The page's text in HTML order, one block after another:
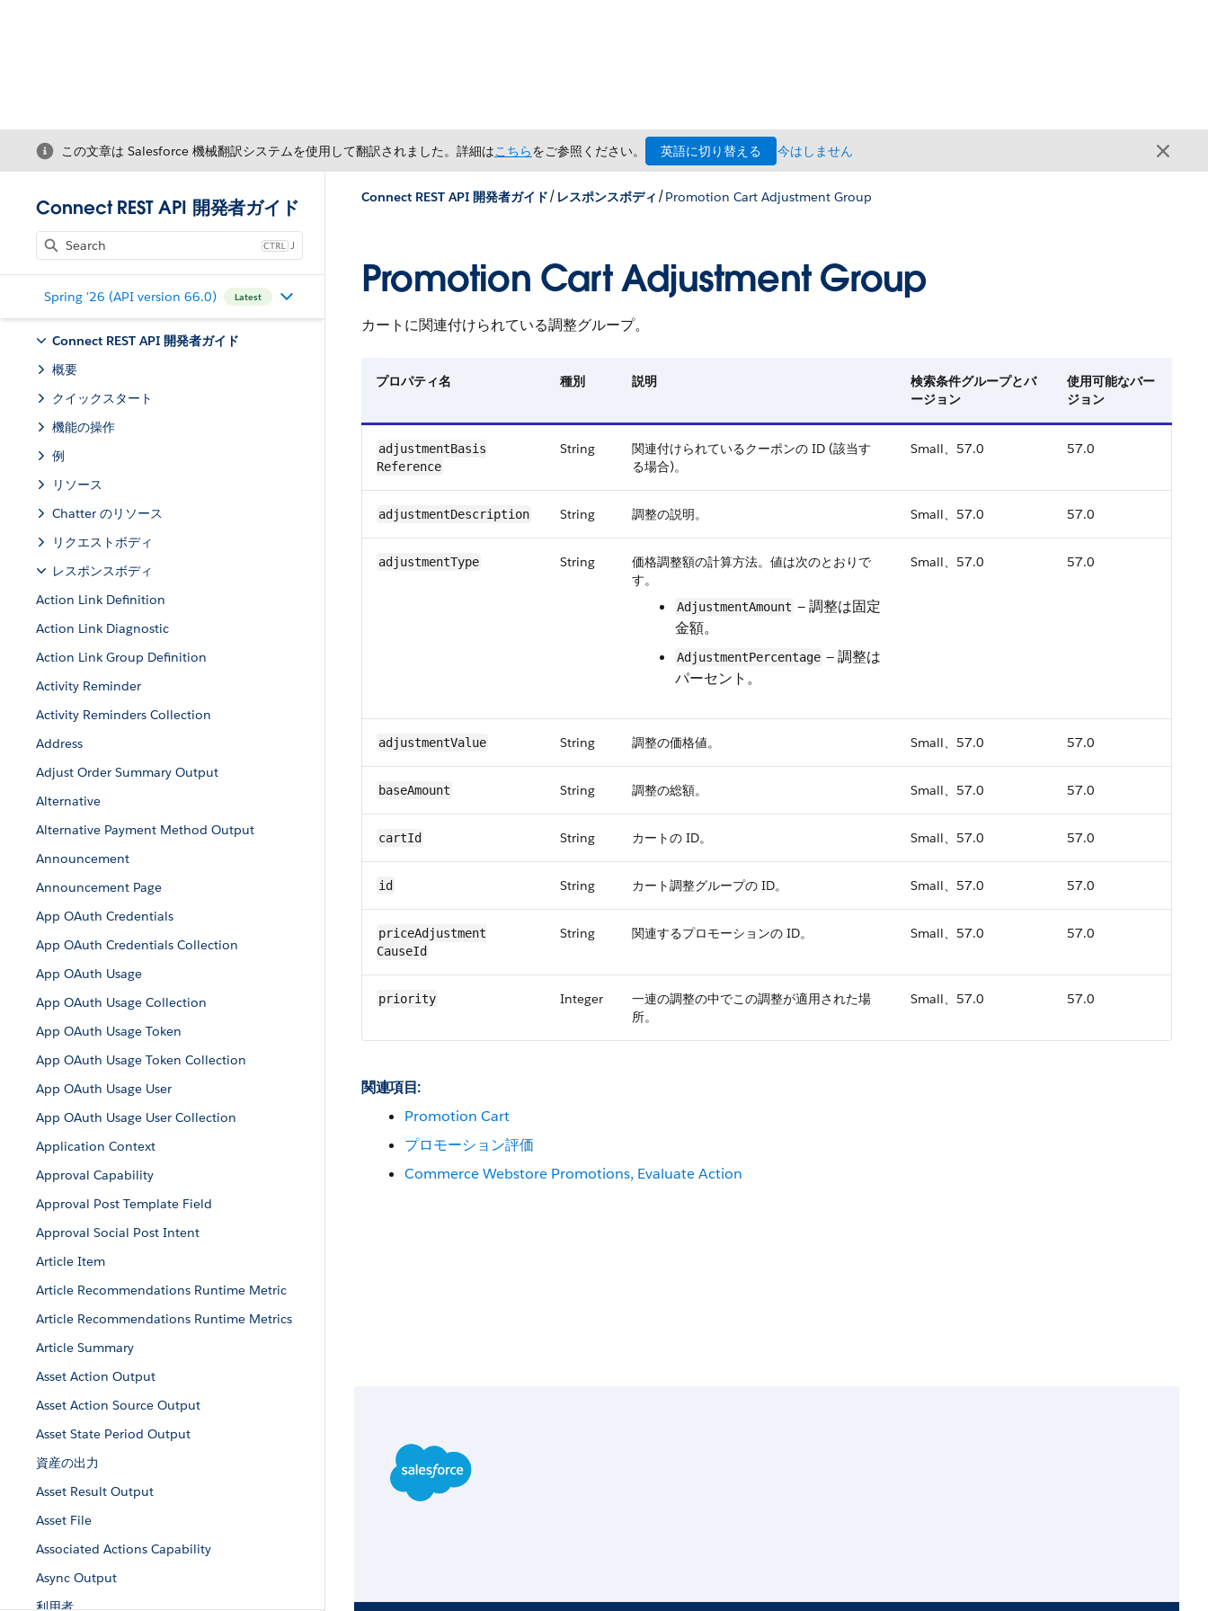
この文章は Salesforce 機械翻訳システムを使用して翻訳されました。詳細はこちらをご参照ください。 英語に切り替える 今はしません
Connect REST API 開発者ガイド
J
Spring '26 (API version 66.0) Latest
Connect REST API 開発者ガイド
概要
クイックスタート
機能の操作
例
リソース
Chatter のリソース
リクエストボディ
レスポンスボディ
Action Link Definition
Action Link Diagnostic
Action Link Group Definition
Activity Reminder
Activity Reminders Collection
Address
Adjust Order Summary Output
Alternative
Alternative Payment Method Output
Announcement
Announcement Page
App OAuth Credentials
App OAuth Credentials Collection
App OAuth Usage
App OAuth Usage Collection
App OAuth Usage Token
App OAuth Usage Token Collection
App OAuth Usage User
App OAuth Usage User Collection
Application Context
Approval Capability
Approval Post Template Field
Approval Social Post Intent
Article Item
Article Recommendations Runtime Metric
Article Recommendations Runtime Metrics
Article Summary
Asset Action Output
Asset Action Source Output
Asset State Period Output
資産の出力
Asset Result Output
Asset File
Associated Actions Capability
Async Output
利用者
Connect REST API 開発者ガイド/ レスポンスボディ /Promotion Cart Adjustment Group
Promotion Cart Adjustment Group
カートに関連付けられている調整グループ。
プロパティ名 種別 説明
検索条件グループとバ
ージョン
使用可能なバー
ジョン
adjustmentBasis​
Reference
String
関連付けられているクーポンの ID (該当す
る場合)。
Small、57.0 57.0
adjustmentDescription String 調整の説明。 Small、57.0 57.0
adjustmentType String 価格調整額の計算方法。 値は次のとおりで
す。
AdjustmentAmount — 調整は固定
金額。
AdjustmentPercentage — 調整は
パーセント。
Small、57.0 57.0
adjustmentValue String 調整の価格値。 Small、57.0 57.0
baseAmount String 調整の総額。 Small、57.0 57.0
cartId String カートの ID。 Small、57.0 57.0
id String カート調整グループの ID。 Small、57.0 57.0
priceAdjustment​
CauseId
String 関連するプロモーションの ID。 Small、57.0 57.0
priority Integer
一連の調整の中でこの調整が適用された場
所。
Small、57.0 57.0
関連項目:
Promotion Cart
プロモーション評価
Commerce Webstore Promotions, Evaluate Action